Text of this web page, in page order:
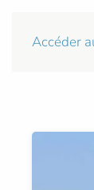
Accéder